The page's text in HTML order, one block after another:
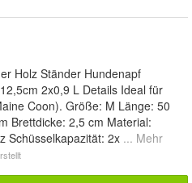
Holz Ständer Hundenapf
2x0,9 L Details Ideal für
Coon). Größe: M Länge: 50
Brettdicke: 2,5 cm Material:
Schüsselkapazität: 2x ... Mehr